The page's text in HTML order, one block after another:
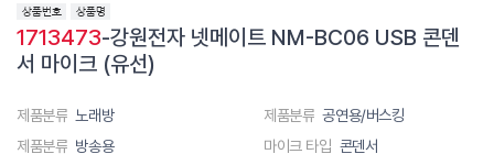
1713473-강원전자 넷메이트 NM-BC06 USB 콘덴
서 마이크 (유선)
제품분류 노래방 제품분류 공연용/버스킹
제품분류 방송용 마이크 타입 콘덴서